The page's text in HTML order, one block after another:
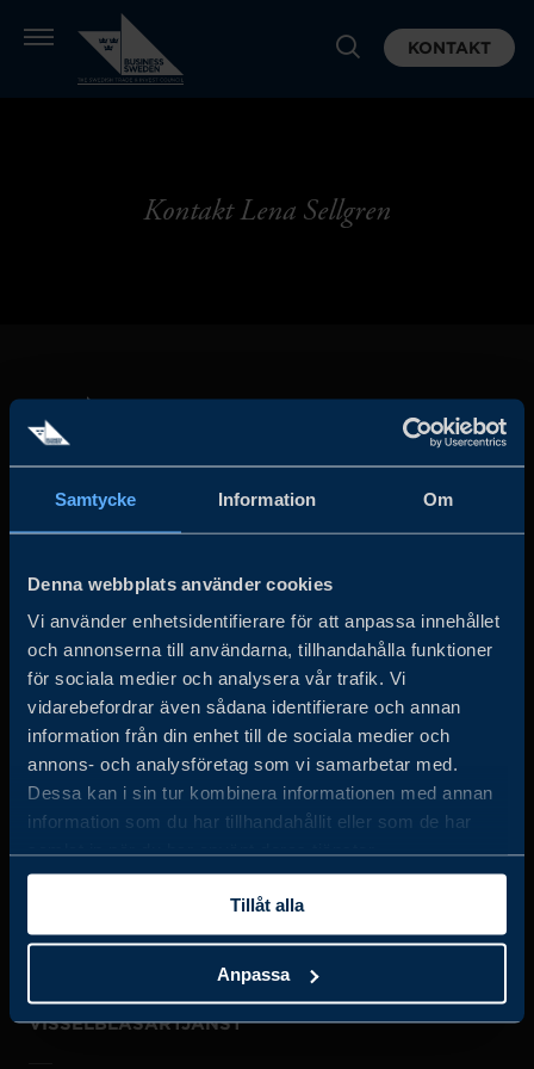
Samtycke Information Om
Denna webbplats använder cookies
Vi använder enhetsidentifierare för att anpassa innehållet
och annonserna till användarna, tillhandahålla funktioner
för sociala medier och analysera vår trafik. Vi
vidarebefordrar även sådana identifierare och annan
information från din enhet till de sociala medier och
annons- och analysföretag som vi samarbetar med.
Dessa kan i sin tur kombinera informationen med annan
information som du har tillhandahållit eller som de har
samlat in när du har använt deras tjänster.
Tillåt alla
Anpassa
KONTAKT
Kontakt Lena Sellgren
det privata näringslivet för att hjälpa svenska företag att
öka sin globala försäljning och internationella företag att
investera och expandera i Sverige.
JOBBA HOS OSS
OM OSS
VISSELBLÅSARTJÄNST